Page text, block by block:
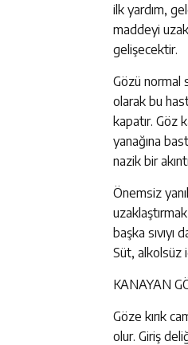
ilk yardım,
maddeyi
gelişecektir.
Gözü normal
olarak bu
kapatır. Göz
yanağına
nazik bir
Önemsiz
başka sıvıyı
Süt, alkolsüz
KANAYAN
Göze kırık
olur. Giriş